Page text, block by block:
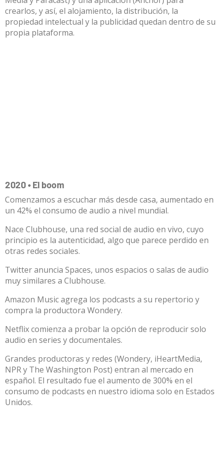
crearlos, y así, el alojamiento, la distribución, la
propiedad intelectual y la publicidad quedan dentro de su
propia plataforma.
2020 • El boom
Comenzamos a escuchar más desde casa, aumentado en
un 42% el consumo de audio a nivel mundial.
Nace Clubhouse, una red social de audio en vivo, cuyo
principio es la autenticidad, algo que parece perdido en
otras redes sociales.
Twitter anuncia Spaces, unos espacios o salas de audio
muy similares a Clubhouse.
Amazon Music agrega los podcasts a su repertorio y
compra la productora Wondery.
Netflix comienza a probar la opción de reproducir solo
audio en series y documentales.
Grandes productoras y redes (Wondery, iHeartMedia,
NPR y The Washington Post) entran al mercado en
español. El resultado fue el aumento de 300% en el
consumo de podcasts en nuestro idioma solo en Estados
Unidos.